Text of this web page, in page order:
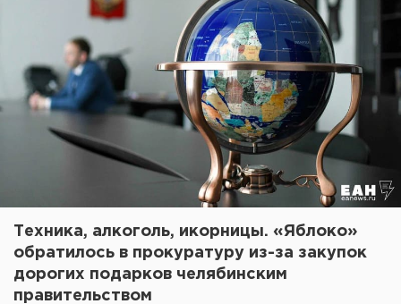
Техника, алкоголь, икорницы. «Яблоко»
обратилось в прокуратуру из-за закупок
дорогих подарков челябинским
правительством